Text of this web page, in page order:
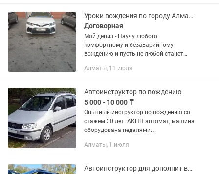
учениками, на...
Уроки вождения по городу Алматы, автоинструктор Тойота Камри-75, Максим
Договорная
Мой девиз - Научу любого
комфортному и безаварийному
вождению и пусть не любой станет
огромным опытом работы как в
учениками, на...
Алматы, 11 июля
Автоинструктор по вождению
5 000 - 10 000 ₸
Опытный инструктор по вождению со
стажем 30 лет. АКПП автомат, машина
оборудована педалями.
элементам вождения.
ученику. Научу Вас...
Алматы, 1 июля
Автоинструктор для дополнит вождения на Вашем и учебном авто.